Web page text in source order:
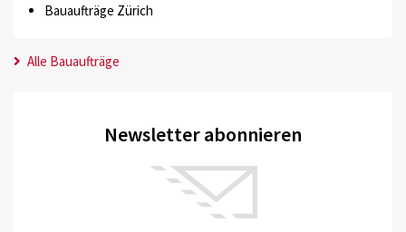
Bauaufträge Zürich
Alle Bauaufträge
Newsletter abonnieren